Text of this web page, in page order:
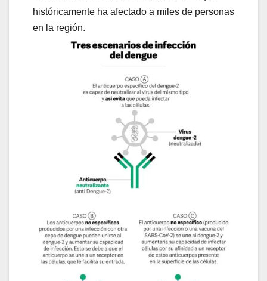
históricamente ha afectado a miles de personas
en la región.